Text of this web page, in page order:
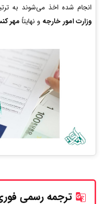
انجام شده اخذ می‌شوند به
وزارت امور خارجه و نهایتاً مهر
ترجمه رسمی